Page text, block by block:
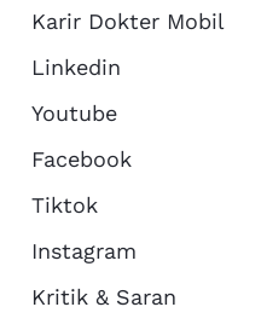
Karir Dokter Mobil
Linkedin
Youtube
Facebook
Tiktok
Instagram
Kritik & Saran